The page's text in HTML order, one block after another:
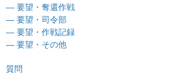
— 要望・奪還作戦
— 要望・司令部
— 要望・作戦記録
— 要望・その他
質問